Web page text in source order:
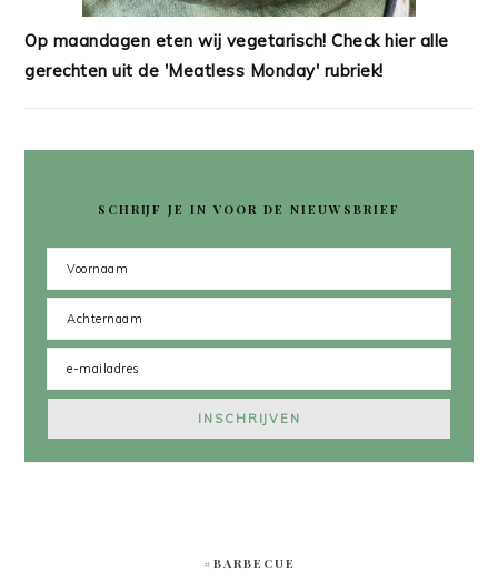
Op maandagen eten wij vegetarisch! Check hier alle
gerechten uit de 'Meatless Monday' rubriek!
SCHRIJF JE IN VOOR DE NIEUWSBRIEF
#BARBECUE